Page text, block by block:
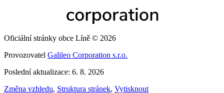
Oficiální stránky obce Líně © 2026
Provozovatel Galileo Corporation s.r.o.
Poslední aktualizace: 6. 8. 2026
Změna vzhledu, Struktura stránek, Vytisknout